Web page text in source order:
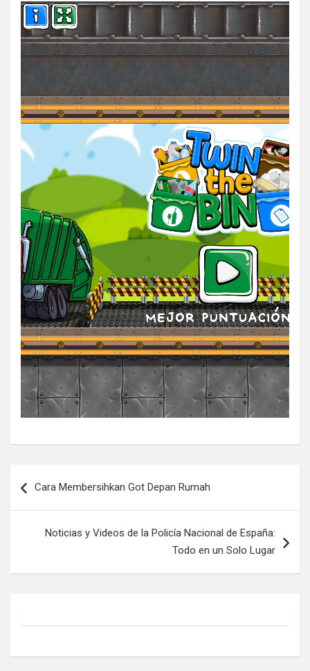
navigation
Cara Membersihkan Got Depan Rumah
Noticias y Videos de la Policía Nacional de España:
Todo en un Solo Lugar